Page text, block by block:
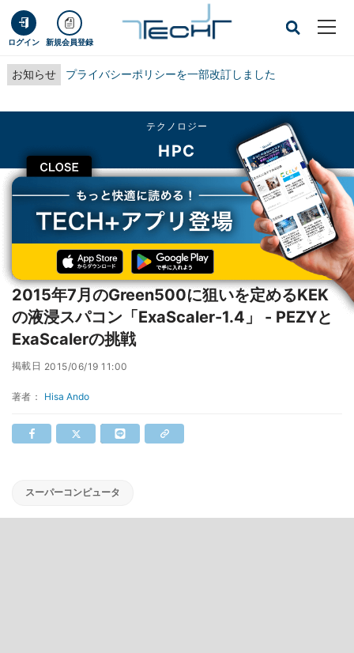
ログイン 新規会員登録
お知らせ プライバシーポリシーを一部改訂しました
CLOSE
テクノロジー
HPC
TECH+ テクノロジー
HPC
2015年7月のGreen500に狙いを定めるKEKの液浸スパコン「ExaScaler-1.4」
レポート
2015年7月のGreen500に狙いを定めるKEK
の液浸スパコン「ExaScaler-1.4」 - PEZYと
ExaScalerの挑戦
掲載日 2015/06/19 11:00
著者： Hisa Ando
スーパーコンピュータ